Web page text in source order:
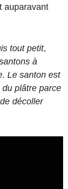
auparavant
tout petit,
à
Le santon est
du plâtre parce
décoller